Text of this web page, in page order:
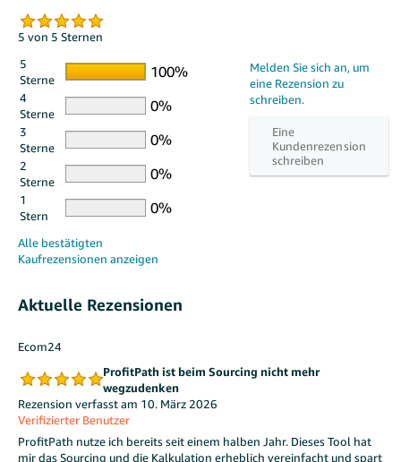
5 von 5 Sternen
5
Sterne
4
Sterne
3
Sterne
2
Sterne
1
Stern
Aktuelle Rezensionen
Ecom24
ProfitPath ist beim Sourcing nicht mehr
wegzudenken
Rezension verfasst am 10. März 2026
Verifizierter Benutzer
ProfitPath nutze ich bereits seit einem halben Jahr. Dieses Tool hat
mir das Sourcing und die Kalkulation erheblich vereinfacht und spart